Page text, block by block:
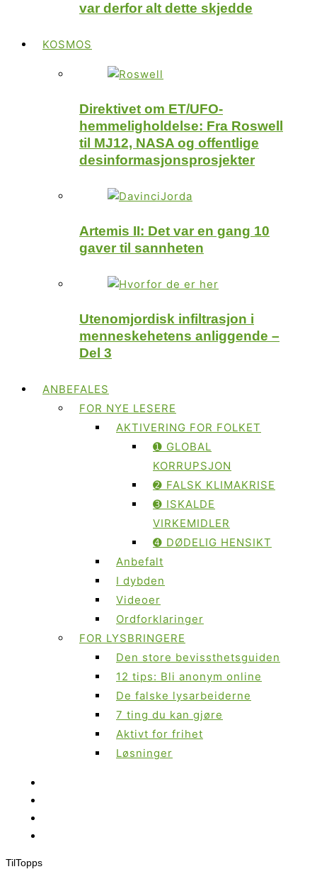
var derfor alt dette skjedde
KOSMOS
Direktivet om ET/UFO-
hemmeligholdelse: Fra Roswell
til MJ12, NASA og offentlige
desinformasjonsprosjekter
Artemis II: Det var en gang 10
gaver til sannheten
Utenomjordisk infiltrasjon i
menneskehetens anliggende –
Del 3
ANBEFALES
FOR NYE LESERE
AKTIVERING FOR FOLKET
➊ GLOBAL
KORRUPSJON
➋ FALSK KLIMAKRISE
➌ ISKALDE
VIRKEMIDLER
➍ DØDELIG HENSIKT
Anbefalt
I dybden
Videoer
Ordforklaringer
FOR LYSBRINGERE
Den store bevissthetsguiden
12 tips: Bli anonym online
De falske lysarbeiderne
7 ting du kan gjøre
Aktivt for frihet
Løsninger
TilTopps